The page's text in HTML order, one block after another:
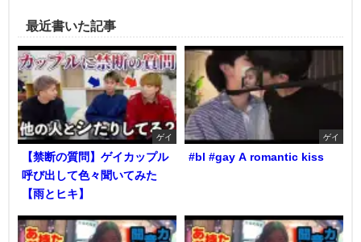
最近書いた記事
ゲイ
【禁断の質問】ゲイカップル
呼び出して色々聞いてみた
【雨とヒキ】
ゲイ
#bl #gay A romantic kiss